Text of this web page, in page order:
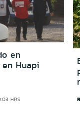
en
Huapi
HRS